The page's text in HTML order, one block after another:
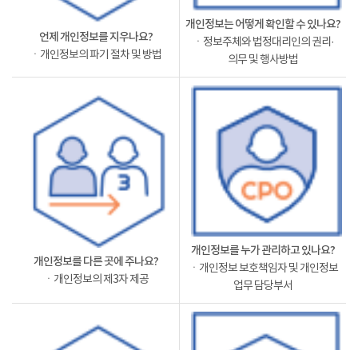
언제 개인정보를 지우나요?
ㆍ개인정보의 파기 절차 및 방법
개인정보는 어떻게 확인할 수 있나요?
ㆍ정보주체와 법정대리인의 권리·
의무 및 행사방법
개인정보를 다른 곳에 주나요?
ㆍ개인정보의 제3자 제공
개인정보를 누가 관리하고 있나요?
ㆍ개인정보 보호책임자 및 개인정보
업무 담당부서